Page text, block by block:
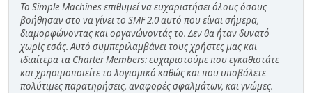
Το Simple Machines επιθυμεί να ευχαριστήσει όλους όσους
βοήθησαν στο να γίνει το SMF 2.0 αυτό που είναι σήμερα,
διαμορφώνοντας και οργανώνοντάς το. Δεν θα ήταν δυνατό
χωρίς εσάς. Αυτό συμπεριλαμβάνει τους χρήστες μας και
ιδιαίτερα τα Charter Members: ευχαριστούμε που εγκαθιστάτε
και χρησιμοποιείτε το λογισμικό καθώς και που υποβάλετε
πολύτιμες παρατηρήσεις, αναφορές σφαλμάτων, και γνώμες.